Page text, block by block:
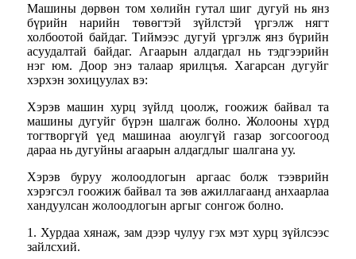
Машины дөрвөн том хөлийн гутал шиг дугуй нь янз
бүрийн нарийн төвөгтэй зүйлстэй үргэлж нягт
холбоотой байдаг. Тиймээс дугуй үргэлж янз бүрийн
асуудалтай байдаг. Агаарын алдагдал нь тэдгээрийн
нэг юм. Доор энэ талаар ярилцъя. Хагарсан дугуйг
хэрхэн зохицуулах вэ:
Хэрэв машин хурц зүйлд цоолж, гоожиж байвал та
машины дугуйг бүрэн шалгаж болно. Жолооны хүрд
тогтворгүй үед машинаа аюулгүй газар зогсоогоод
дараа нь дугуйны агаарын алдагдлыг шалгана уу.
Хэрэв буруу жолоодлогын аргаас болж тээврийн
хэрэгсэл гоожиж байвал та зөв ажиллагаанд анхаарлаа
хандуулсан жолоодлогын аргыг сонгож болно.
1. Хурдаа хянаж, зам дээр чулуу гэх мэт хурц зүйлсээс
зайлсхий.